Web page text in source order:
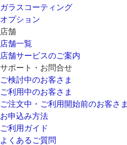
ガラスコーティング
オプション
店舗
店舗一覧
店舗サービスのご案内
サポート・お問合せ
ご検討中のお客さま
ご利用中のお客さま
ご注文中・ご利用開始前のお客さま
お申込み方法
ご利用ガイド
よくあるご質問